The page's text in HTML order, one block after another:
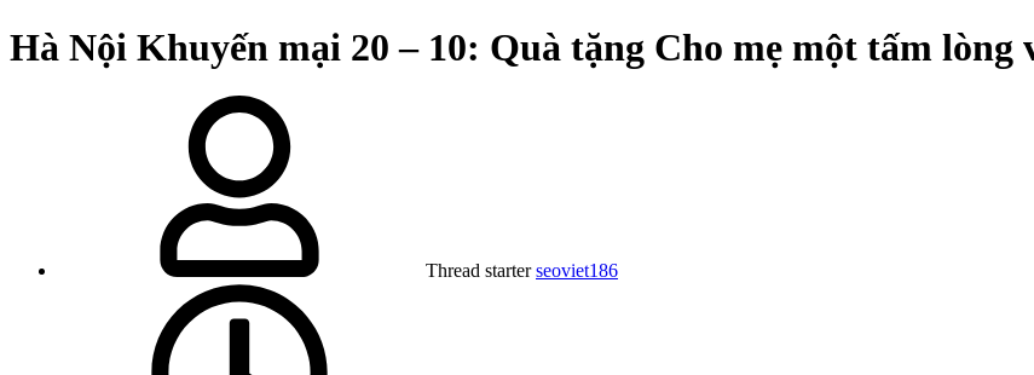
Hà Nội Khuyến mại 20 – 10: Quà tặng Cho mẹ một tấm lòng
Thread starter seoviet186